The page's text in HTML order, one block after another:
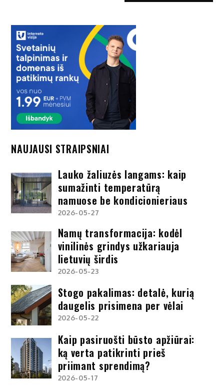
NAUJAUSI STRAIPSNIAI
Lauko žaliuzės langams: kaip
sumažinti temperatūrą
namuose be kondicionieriaus
2026-05-27
Namų transformacija: kodėl
vinilinės grindys užkariauja
lietuvių širdis
2026-05-23
Stogo pakalimas: detalė, kurią
daugelis prisimena per vėlai
2026-05-22
Kaip pasiruošti būsto apžiūrai:
ką verta patikrinti prieš
priimant sprendimą?
2026-05-17